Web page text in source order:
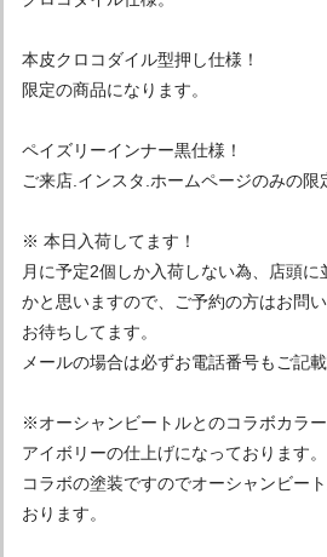
本皮クロコダイル型押し仕様！
限定の商品になります。
ペイズリーインナー黒仕様！
ご来店.インスタ.ホームページのみの限
※ 本日入荷してます！
月に予定2個しか入荷しない為、店頭に
かと思いますので、ご予約の方はお問
お待ちしてます。
メールの場合は必ずお電話番号もご記載
※オーシャンビートルとのコラボカラ
アイボリーの仕上げになっております。
コラボの塗装ですのでオーシャンビー
おります。